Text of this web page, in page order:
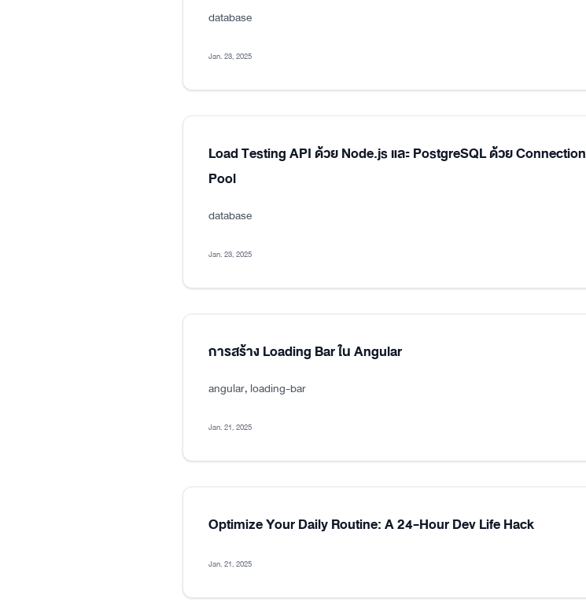
database
Jan. 23, 2025
Load Testing API ด้วย Node.js และ PostgreSQL ด้วย Connection
Pool
database
Jan. 23, 2025
การสร้าง Loading Bar ใน Angular
angular, loading-bar
Jan. 21, 2025
Optimize Your Daily Routine: A 24-Hour Dev Life Hack
Jan. 21, 2025